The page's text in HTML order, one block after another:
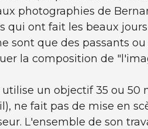
photographies de
qui ont fait les beaux
sont que des passants
la composition de
un objectif 35 ou 50
ne fait pas de mise en
L'ensemble de son